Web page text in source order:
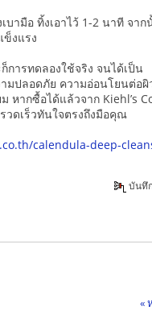
ามือ ทิ้งเอาไว้ 1-2 นาที จาก
งแรง
การทดลองใช้จริง จนได้เป็น
มปลอดภัย ความอ่อนโยนต่อผิ
หากซื้อได้แล้วจาก Kiehl’s
วดเร็วทันใจตรงถึงมือคุณ
calendula-deep-
บันทึ
«